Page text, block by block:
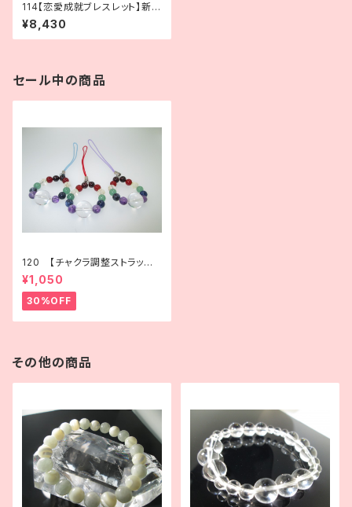
114【恋愛成就ブレスレット】新し
い恋に｜アメジスト×ローズクォ
ーツ×水晶
¥8,430
セール中の商品
120 【チャクラ調整ストラップ】
心身のバランスを整える天然石
アクセサリー
¥1,050
30%OFF
その他の商品